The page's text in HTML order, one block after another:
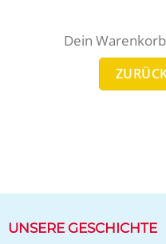
Dein
UNSERE GESCHICHTE